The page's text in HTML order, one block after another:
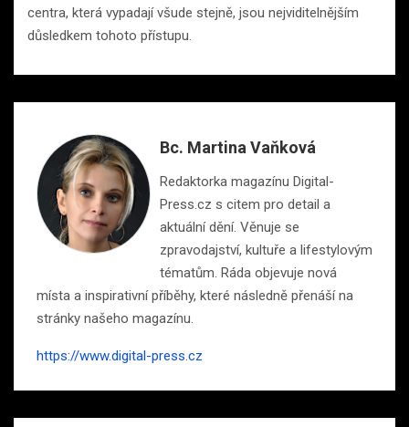
centra, která vypadají všude stejně, jsou nejviditelnějším
důsledkem tohoto přístupu.
Bc. Martina Vaňková
Redaktorka magazínu Digital-
Press.cz s citem pro detail a
aktuální dění. Věnuje se
zpravodajství, kultuře a lifestylovým
tématům. Ráda objevuje nová
místa a inspirativní příběhy, které následně přenáší na
stránky našeho magazínu.
https://www.digital-press.cz